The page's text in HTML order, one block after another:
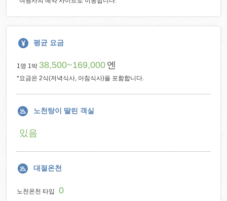
평균 요금
1명 1박 38,500~169,000 엔
*요금은 2식(저녁식사, 아침식사)을 포함합니다.
노천탕이 딸린 객실
있음
대절온천
노천온천 타입 0